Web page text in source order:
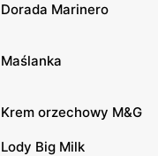
Dorada Marinero
Maślanka
Krem orzechowy M&G
Lody Big Milk